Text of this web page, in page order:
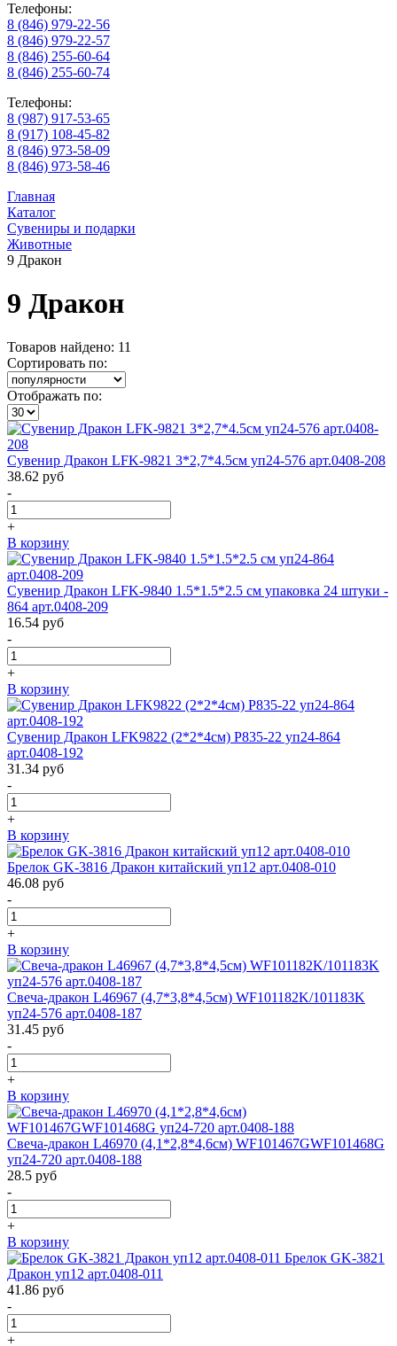
Телефоны:
8 (846) 979-22-56
8 (846) 979-22-57
8 (846) 255-60-64
8 (846) 255-60-74
Телефоны:
8 (987) 917-53-65
8 (917) 108-45-82
8 (846) 973-58-09
8 (846) 973-58-46
Главная
Каталог
Сувениры и подарки
Животные
9 Дракон
9 Дракон
Товаров найдено: 11
Сортировать по:
Отображать по:
Сувенир Дракон LFK-9821 3*2,7*4.5см уп24-576 арт.0408-208
38.62 руб
-
+
В корзину
Сувенир Дракон LFK-9840 1.5*1.5*2.5 см упаковка 24 штуки -
864 арт.0408-209
16.54 руб
-
+
В корзину
Сувенир Дракон LFK9822 (2*2*4см) Р835-22 уп24-864
арт.0408-192
31.34 руб
-
+
В корзину
Брелок GK-3816 Дракон китайский уп12 арт.0408-010
46.08 руб
-
+
В корзину
Свеча-дракон L46967 (4,7*3,8*4,5см) WF101182K/101183K
уп24-576 арт.0408-187
31.45 руб
-
+
В корзину
Свеча-дракон L46970 (4,1*2,8*4,6см) WF101467GWF101468G
уп24-720 арт.0408-188
28.5 руб
-
+
В корзину
Брелок GK-3821
Дракон уп12 арт.0408-011
41.86 руб
-
+